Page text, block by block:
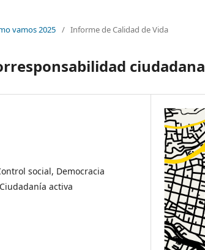
vamos 2025 / Informe de Calidad de Vida
ciudadana
social, Democracia
activa